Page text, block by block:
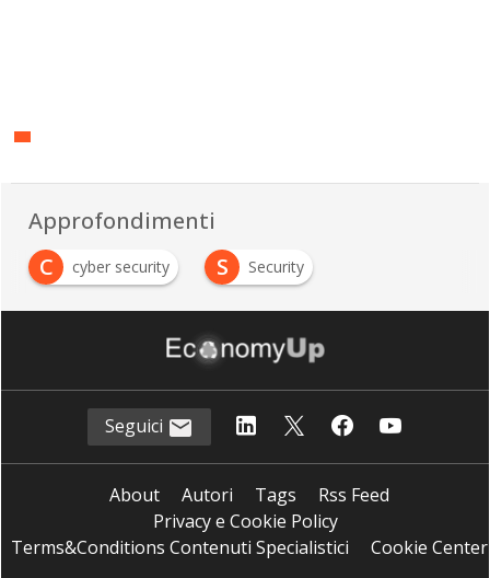
Approfondimenti
C
cyber security S Security
Seguici
About Autori Tags
Rss Feed
Privacy e Cookie Policy
Terms&Conditions Contenuti Specialistici
Cookie Center